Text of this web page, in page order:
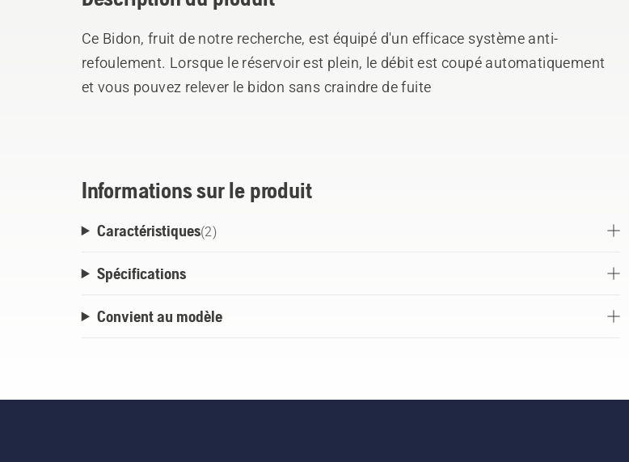
Ce Bidon, fruit de notre recherche, est équipé d'un efficace système anti-
refoulement. Lorsque le réservoir est plein, le débit est coupé automatiquement
et vous pouvez relever le bidon sans craindre de fuite
Informations sur le produit
Caractéristiques(2)
Spécifications
Convient au modèle